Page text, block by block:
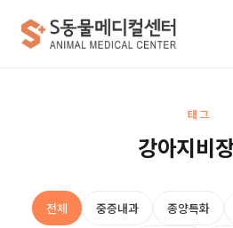
태그
강아지비
전체 중증내과 종양특화